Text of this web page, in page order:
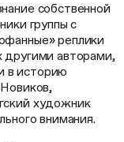
собственной
группы с
реплики
другими авторами,
в историю
художник
внимания.